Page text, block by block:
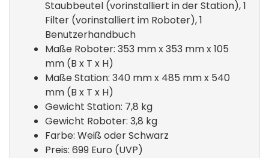
Staubbeutel (vorinstalliert in der Station), 1
Filter (vorinstalliert im Roboter), 1
Benutzerhandbuch
Maße Roboter: 353 mm x 353 mm x 105
mm (B x T x H)
Maße Station: 340 mm x 485 mm x 540
mm (B x T x H)
Gewicht Station: 7,8 kg
Gewicht Roboter: 3,8 kg
Farbe: Weiß oder Schwarz
Preis: 699 Euro (UVP)